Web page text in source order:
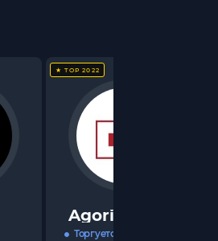
★ TOP 2022
Agoric
Торгуется